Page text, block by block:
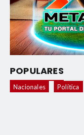
POPULARES
Nacionales Política